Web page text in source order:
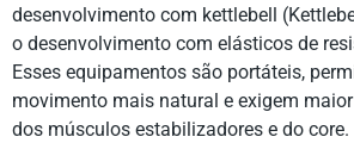
desenvolvimento com kettlebell
o desenvolvimento com elásticos de
Esses equipamentos são portáteis,
movimento mais natural e exigem
dos músculos estabilizadores e do core.